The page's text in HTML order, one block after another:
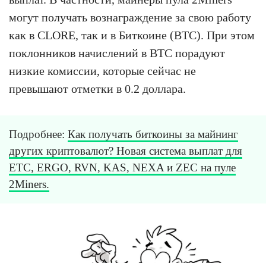
могут получать вознаграждение за свою работу
как в CLORE, так и в Биткоине (BTC). При этом
поклонников начислений в BTC порадуют
низкие комиссии, которые сейчас не
превышают отметки в 0.2 доллара.
Подробнее: Как получать биткоины за майнинг
других криптовалют? Новая система выплат для
ETC, ERGO, RVN, KAS, NEXA и ZEC на пуле
2Miners.